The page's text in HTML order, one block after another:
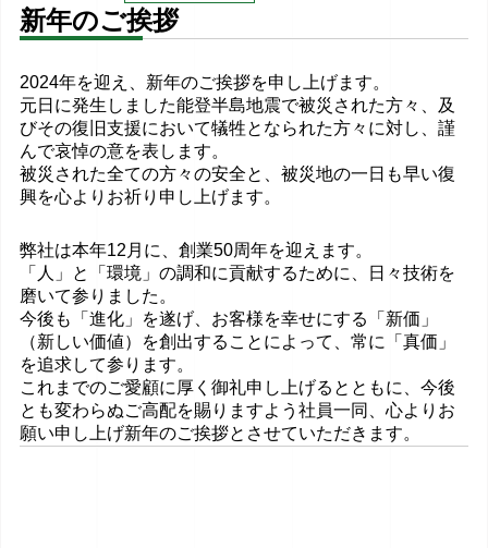
新年のご挨拶
2024年を迎え、新年のご挨拶を申し上げます。
元日に発生しました能登半島地震で被災された方々、及
びその復旧支援において犠牲となられた方々に対し、謹
んで哀悼の意を表します。
被災された全ての方々の安全と、被災地の一日も早い復
興を心よりお祈り申し上げます。
弊社は本年12月に、創業50周年を迎えます。
「人」と「環境」の調和に貢献するために、日々技術を
磨いて参りました。
今後も「進化」を遂げ、お客様を幸せにする「新価」
（新しい価値）を創出することによって、常に「真価」
を追求して参ります。
これまでのご愛顧に厚く御礼申し上げるとともに、今後
とも変わらぬご高配を賜りますよう社員一同、心よりお
願い申し上げ新年のご挨拶とさせていただきます。